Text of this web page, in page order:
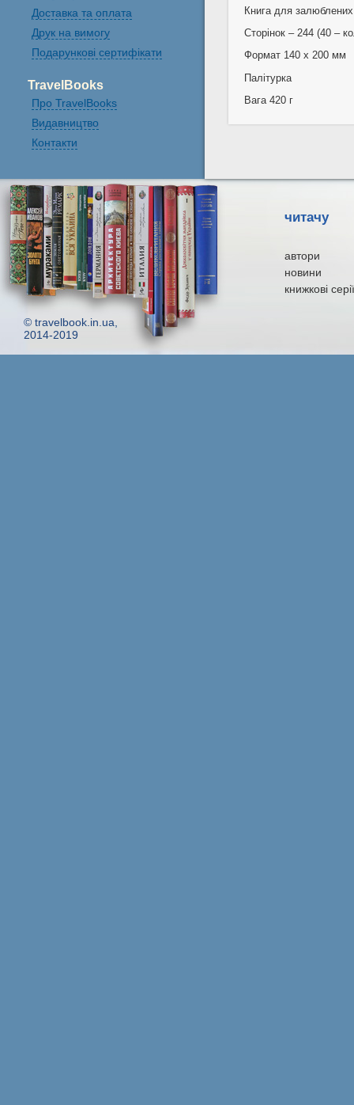
Доставка та оплата
Друк на вимогу
Подарункові сертифікати
TravelBooks
Про TravelBooks
Видавництво
Контакти
Книга для
Сторінок – 244 (40 –
Формат 140 х 200 мм
Палітурка
Вага 420 г
© travelbook.in.ua,
2014-2019
читачу
автори
новини
книжкові серії